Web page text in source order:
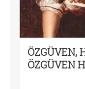
ÖZGÜVEN,
ÖZGÜVEN